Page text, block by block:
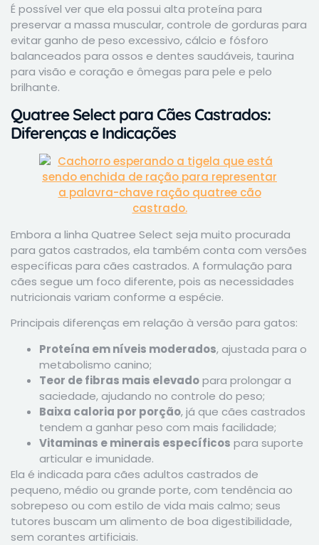
É possível ver que ela possui alta proteína para
preservar a massa muscular, controle de gorduras para
evitar ganho de peso excessivo, cálcio e fósforo
balanceados para ossos e dentes saudáveis, taurina
para visão e coração e ômegas para pele e pelo
brilhante.
Quatree Select para Cães Castrados:
Diferenças e Indicações
Embora a linha Quatree Select seja muito procurada
para gatos castrados, ela também conta com versões
específicas para cães castrados. A formulação para
cães segue um foco diferente, pois as necessidades
nutricionais variam conforme a espécie.
Principais diferenças em relação à versão para gatos:
Proteína em níveis moderados, ajustada para o
metabolismo canino;
Teor de fibras mais elevadopara prolongar a
saciedade, ajudando no controle do peso;
Baixa caloria por porção, já que cães castrados
tendem a ganhar peso com mais facilidade;
Vitaminas e minerais específicos para suporte
articular e imunidade.
Ela é indicada para cães adultos castrados de
pequeno, médio ou grande porte, com tendência ao
sobrepeso ou com estilo de vida mais calmo; seus
tutores buscam um alimento de boa digestibilidade,
sem corantes artificiais.